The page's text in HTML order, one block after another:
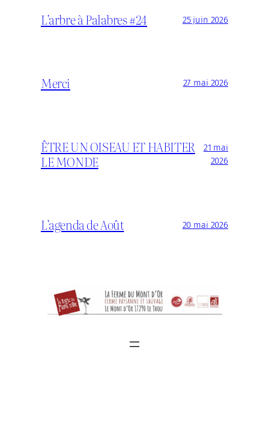
L’arbre à Palabres #24 25 juin 2026
Merci 27 mai 2026
ÊTRE UN OISEAU ET HABITER
LE MONDE
21 mai
2026
L’agenda de Août 20 mai 2026